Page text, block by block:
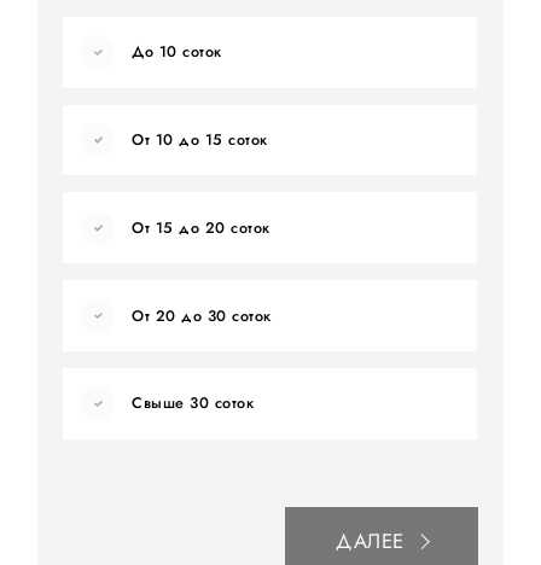
До 10 соток
От 10 до 15 соток
От 15 до 20 соток
От 20 до 30 соток
Свыше 30 соток
ДАЛЕЕ